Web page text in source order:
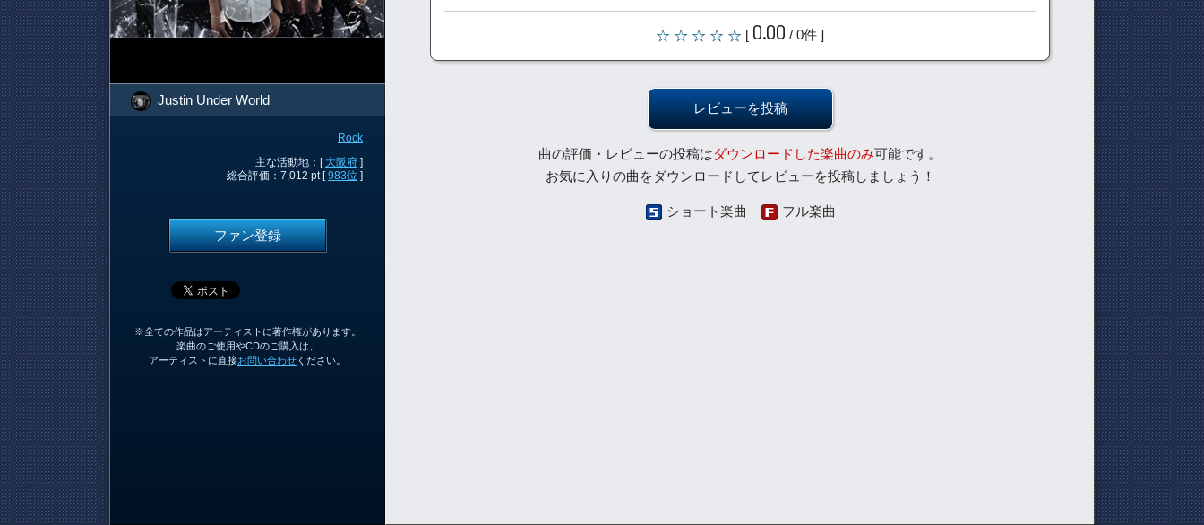
Justin Under World
Rock
主な活動地：[ 大阪府 ]
総合評価：7,012 pt [983位 ]
ファン登録
※全ての作品はアーティストに著作権があります。
楽曲のご使用やCDのご購入は、
アーティストに直接お問い合わせ ください。
[ 0.00 / 0件 ]
レビューを投稿
曲の評価・レビューの投稿はダウンロードした楽曲のみ可能です。
お気に入りの曲をダウンロードしてレビューを投稿しましょう！
ショート楽曲 フル楽曲